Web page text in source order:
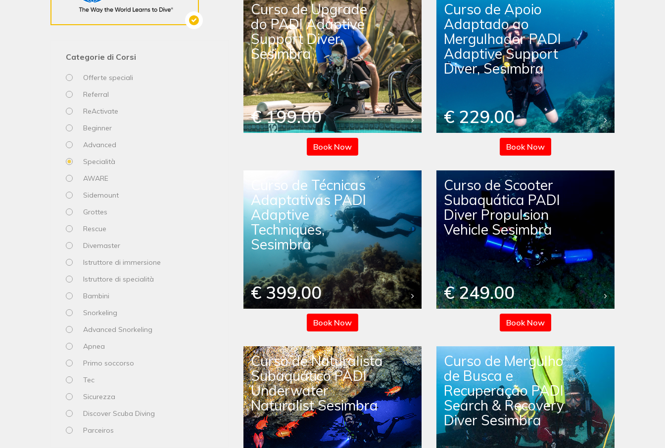
Categorie di Corsi
Offerte speciali
Referral
ReActivate
Beginner
Advanced
Specialità
AWARE
Sidemount
Grottes
Rescue
Divemaster
Istruttore di immersione
Istruttore di specialità
Bambini
Snorkeling
Advanced Snorkeling
Apnea
Primo soccorso
Tec
Sicurezza
Discover Scuba Diving
Parceiros
Curso de Upgrade
do PADI Adaptive
Support Diver,
Sesimbra
€ 199.00
Book Now
Curso de Apoio
Adaptado ao
Mergulhador PADI
Adaptive Support
Diver, Sesimbra
€ 229.00
Book Now
Curso de Técnicas
Adaptativas PADI
Adaptive
Techniques,
Sesimbra
€ 399.00
Book Now
Curso de Scooter
Subaquática PADI
Diver Propulsion
Vehicle Sesimbra
€ 249.00
Book Now
Curso de Naturalista
Subaquático PADI
Underwater
Naturalist Sesimbra
Curso de Mergulho
de Busca e
Recuperação PADI
Search & Recovery
Diver Sesimbra